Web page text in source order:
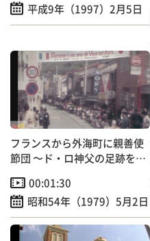
平成9年（1997）2月5日
フランスから外海町に親善使
節団 〜ド・ロ神父の足跡を訪
00:01:30
昭和54年（1979）5月2日